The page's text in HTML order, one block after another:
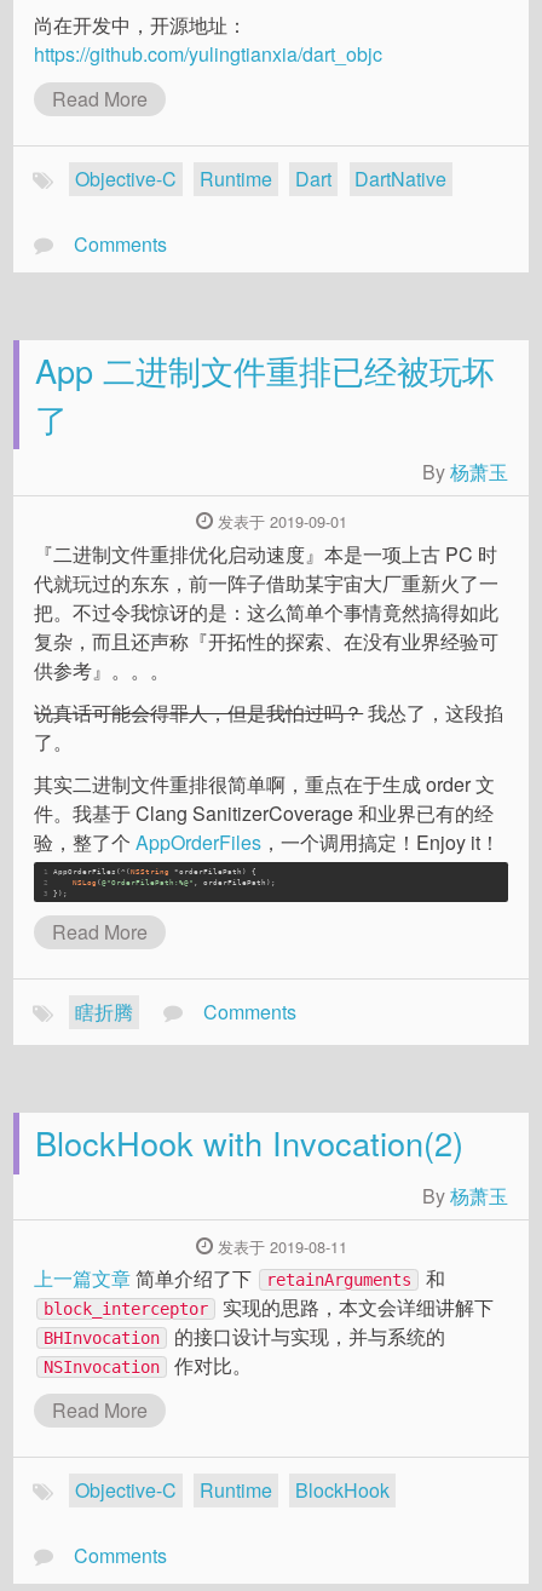
尚在开发中，开源地址：
https://github.com/yulingtianxia/dart_objc
Read More
Objective-C Runtime Dart DartNative
Comments
App 二进制文件重排已经被玩坏
了
By杨萧玉
发表于 2019-09-01
『二进制文件重排优化启动速度』本是一项上古 PC 时
代就玩过的东东，前一阵子借助某宇宙大厂重新火了一
把。不过令我惊讶的是：这么简单个事情竟然搞得如此
复杂，而且还声称『开拓性的探索、在没有业界经验可
供参考』。。。
说真话可能会得罪人，但是我怕过吗？我怂了，这段掐
了。
其实二进制文件重排很简单啊，重点在于生成 order 文
件。我基于 Clang SanitizerCoverage 和业界已有的经
验，整了个AppOrderFiles ，一个调用搞定！Enjoy it！
1
2
3
AppOrderFiles(^(NSString
*orderFilePath) {
NSLog (@"OrderFilePath:%@"
, orderFilePath);
});
Read More
瞎折腾 Comments
BlockHook with Invocation(2)
By杨萧玉
发表于 2019-08-11
上一篇文章简单介绍了下 retainArguments 和
block_interceptor 实现的思路，本文会详细讲解下
BHInvocation 的接口设计与实现，并与系统的
NSInvocation
作对比。
Read More
Objective-C Runtime BlockHook
Comments